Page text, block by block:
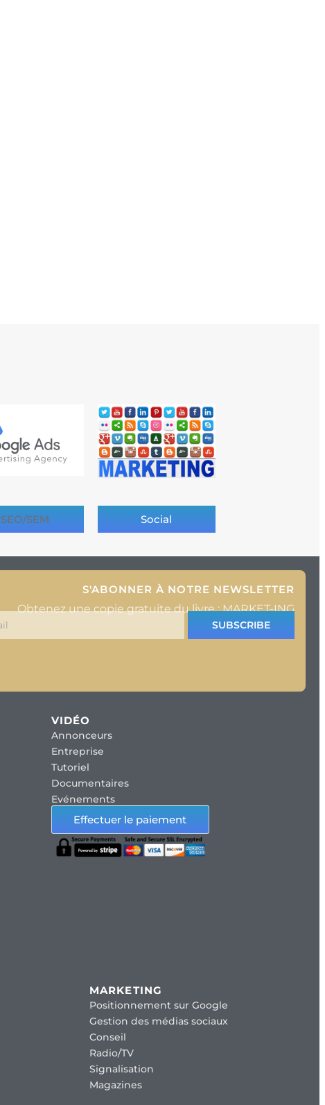
SEO/SEM Social
S'ABONNER À NOTRE NEWSLETTER
Obtenez une copie gratuite du livre : MARKET-ING
SUBSCRIBE
VIDÉO
Annonceurs
Entreprise
Tutoriel
Documentaires
Evénements
Effectuer le paiement
MARKETING
Positionnement sur Google
Gestion des médias sociaux
Conseil
Radio/TV
Signalisation
Magazines